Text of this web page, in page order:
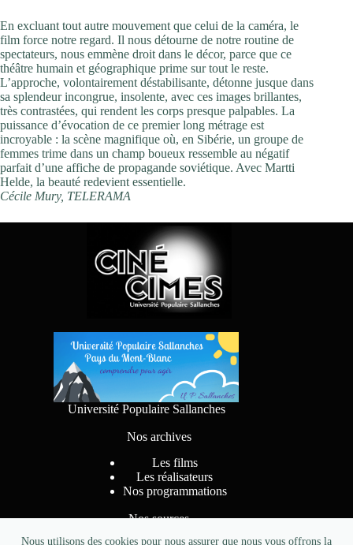
Nous utilisons des cookies pour nous assurer que nous vous offrons la
En excluant tout autre mouvement que celui de la caméra, le
film force notre regard. Il nous détourne de notre routine de
spectateurs, nous emmène droit dans le décor, parce que ce
théâtre humain et géographique prime sur tout le reste.
L’approche, volontairement déstabilisante, détonne jusque dans
sa splendeur incongrue, insolente, avec ces images brillantes,
très contrastées, qui rendent les corps presque palpables. La
puissance d’évocation de ce premier long métrage est
incroyable : la scène magnifique où, en Sibérie, un groupe de
femmes trime dans un champ boueux ressemble au négatif
parfait d’une affiche de propagande soviétique. Avec Martti
Helde, la beauté redevient essentielle.
Cécile Mury, TELERAMA
Université Populaire Sallanches
Nos archives
Les films
Les réalisateurs
Nos programmations
Nos sources